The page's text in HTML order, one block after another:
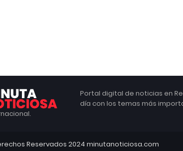
Portal digital de noticias en
día con los temas más
Reservados 2024 minutanoticiosa.com